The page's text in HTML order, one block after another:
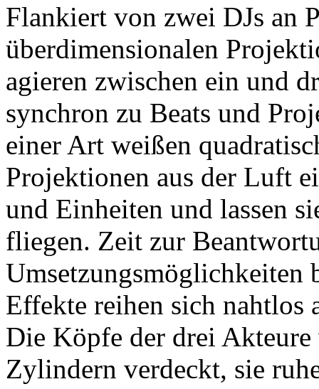
Flankiert von zwei DJs an
überdimensionalen
agieren zwischen ein und
synchron zu Beats und
einer Art weißen
Projektionen aus der Luft
und Einheiten und lassen
fliegen. Zeit zur
Umsetzungsmöglichkeiten
Effekte reihen sich nahtlos
Die Köpfe der drei
Zylindern verdeckt, sie